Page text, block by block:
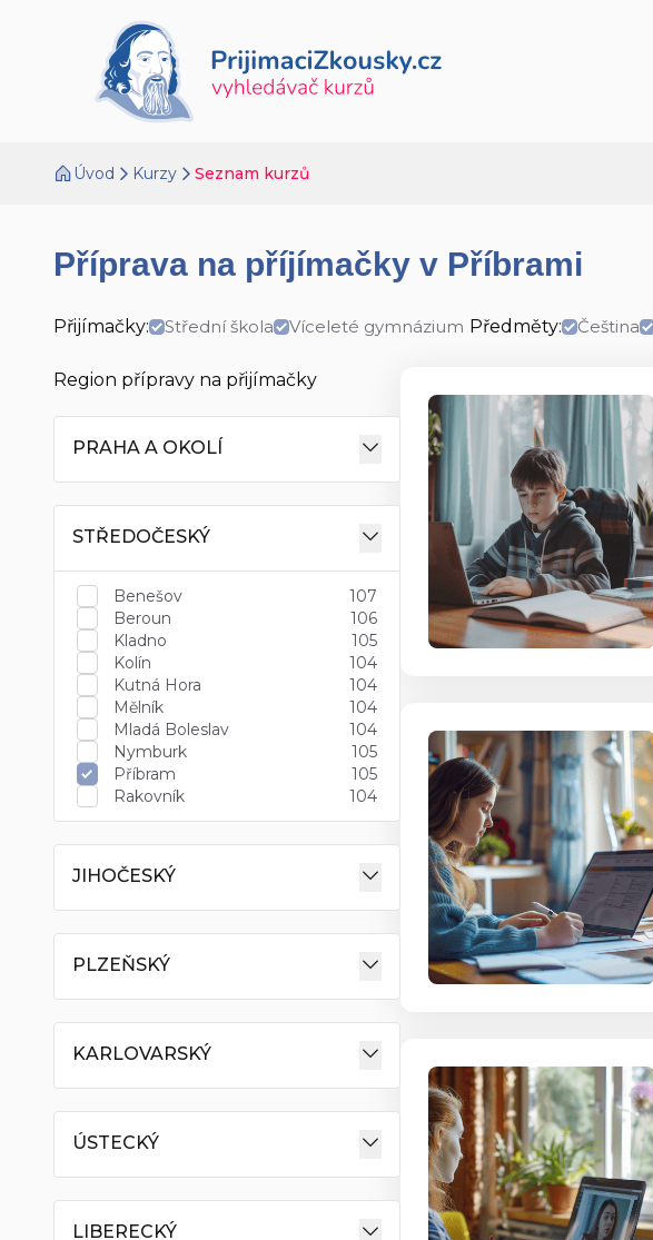
Úvod Kurzy Seznam kurzů
Příprava na příjímačky v Příbrami
Přijímačky: Střední škola Víceleté gymnázium Předměty: Čeština
Region přípravy na přijímačky
PRAHA A OKOLÍ
STŘEDOČESKÝ
Benešov
107
Beroun
106
Kladno
105
Kolín
104
Kutná Hora
104
Mělník
104
Mladá Boleslav
104
Nymburk
105
Příbram
105
Rakovník
104
JIHOČESKÝ
PLZEŇSKÝ
KARLOVARSKÝ
ÚSTECKÝ
LIBERECKÝ